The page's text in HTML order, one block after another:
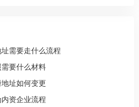
需要走什么流程
要什么材料
址如何变更
资企业流程